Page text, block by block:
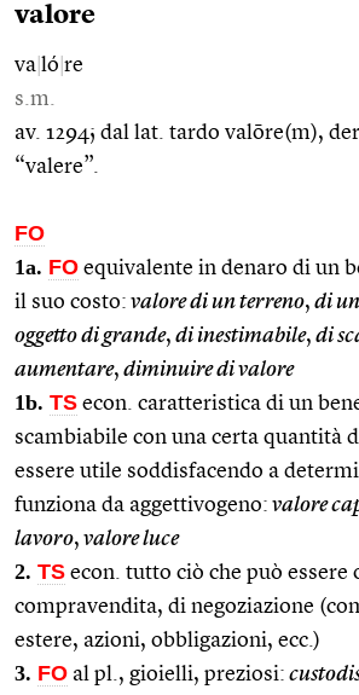
valore
va ló re
s.m.
av. 1294; dal lat. tardo valōre(m),
“valere”.
FO
1a. FO equivalente in denaro di un
il suo costo: valore di un terreno, di
oggetto di grande, di inestimabile, di
aumentare, diminuire di valore
1b. TS econ. caratteristica di un
scambiabile con una certa quantità
essere utile soddisfacendo a
funziona da aggettivogeno: valore
lavoro, valore luce
2. TS econ. tutto ciò che può essere
compravendita, di negoziazione
estere, azioni, obbligazioni, ecc.)
3. FO al pl., gioielli, preziosi: